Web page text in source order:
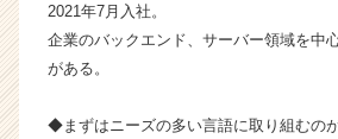
か
カ
2021年7月入社。
企業のバックエンド、サーバー領域を中
がある。
◆まずはニーズの多い言語に取り組むの